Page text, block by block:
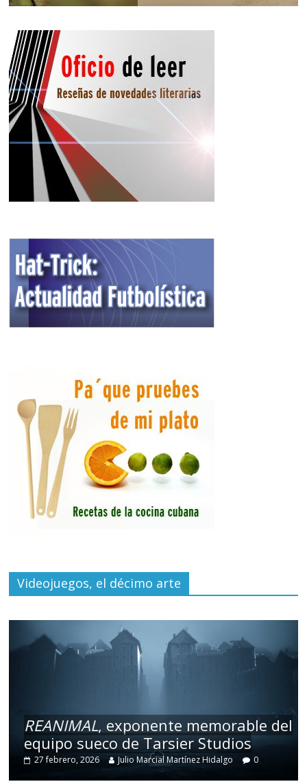
Videojuegos, el décimo arte
REANIMAL, exponente memorable del
equipo sueco de Tarsier Studios
27 febrero, 2026 Julio Marcial Martínez Hidalgo 0